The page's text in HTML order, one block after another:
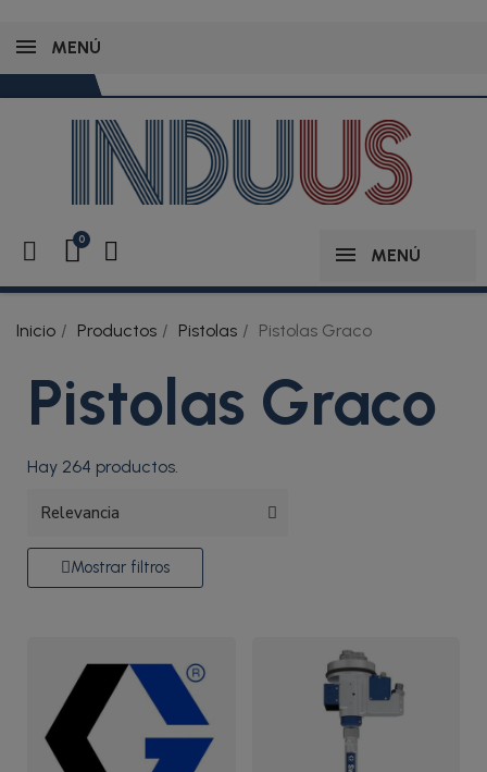
MENÚ
MENÚ
Inicio Productos Pistolas Pistolas Graco
Pistolas Graco
Hay 264 productos.
Mostrar filtros